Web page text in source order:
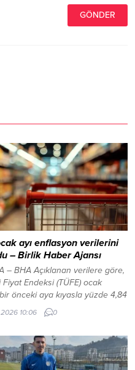
ayı enflasyon verilerini
– Birlik Haber Ajansı
– BHA Açıklanan verilere göre,
Fiyat Endeksi (TÜFE) ocak
önceki aya kıyasla yüzde 4,84
Yıllık enflasyon ise aynı
yüzde 30,65 seviyesine
10:06 0